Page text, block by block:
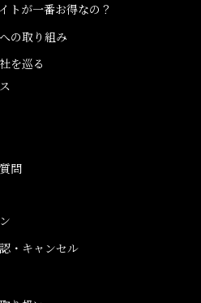
トが一番お得なの？
の取り組み
を巡る
問
・キャンセル